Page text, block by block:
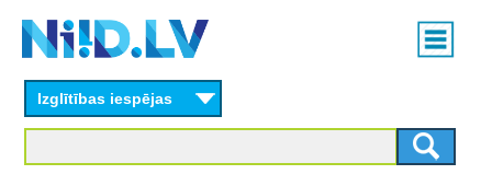
content
Main
menu
Izglītības iespējas